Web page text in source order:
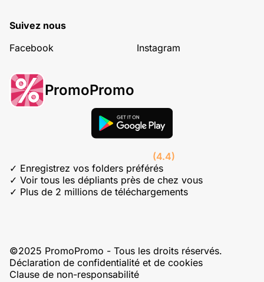
Suivez nous
Facebook
Instagram
PromoPromo
(4.4)
✓ Enregistrez vos folders préférés
✓ Voir tous les dépliants près de chez vous
✓ Plus de 2 millions de téléchargements
©2025 PromoPromo - Tous les droits réservés.
Déclaration de confidentialité et de cookies
Clause de non-responsabilité